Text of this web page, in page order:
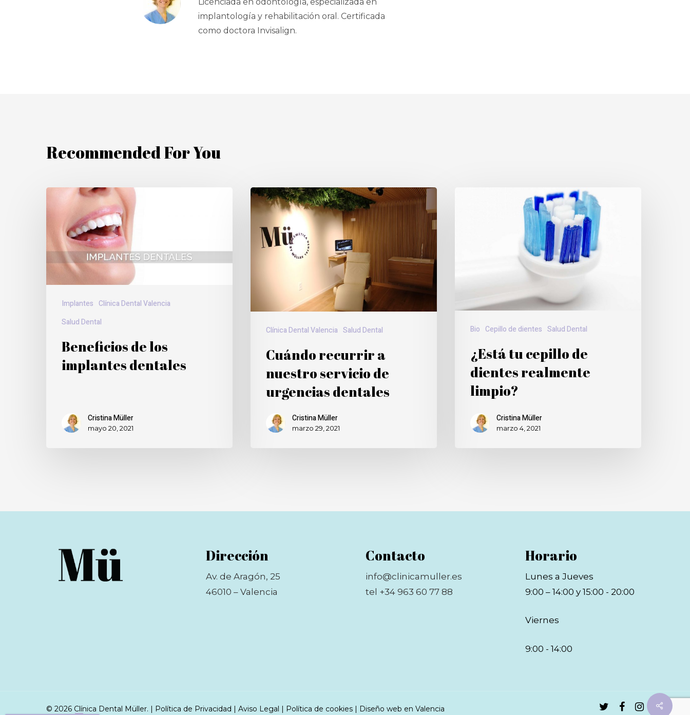
implantología y rehabilitación oral. Certificada
como doctora Invisalign.
Recommended For You
Implantes Clínica Dental Valencia
Salud Dental
Beneficios de los
implantes dentales
Cristina Müller
mayo 20, 2021
Clínica Dental Valencia Salud Dental
Cuándo recurrir a
nuestro servicio de
urgencias dentales
Cristina Müller
marzo 29, 2021
Bio Cepillo de dientes Salud Dental
¿Está tu cepillo de
dientes realmente
limpio?
Cristina Müller
marzo 4, 2021
Dirección
Av. de Aragón, 25
46010 – Valencia
Contacto
info@clinicamuller.es
tel +34 963 60 77 88
Horario
Lunes a Jueves
9:00 – 14:00 y 15:00 - 20:00
Viernes
9:00 - 14:00
© 2026 Clínica Dental Müller. | Política de Privacidad | Aviso Legal | Política de cookies | Diseño web en Valencia twitterfacebookinstagram